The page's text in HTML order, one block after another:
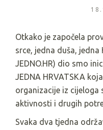
Otkako je započela
srce, jedna duša, jedna
JEDNO.HR) dio smo
JEDNA HRVATSKA
organizacije iz
aktivnosti i drugih
Svaka dva tjedna